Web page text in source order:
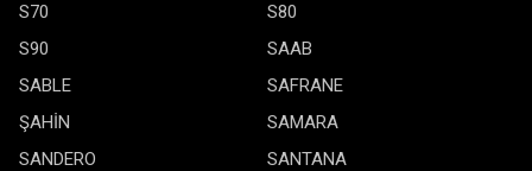
S70
S80
S90
SAAB
SABLE
SAFRANE
ŞAHİN
SAMARA
SANDERO
SANTANA